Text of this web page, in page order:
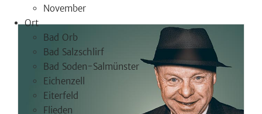
November
Ort
Bad Orb
Bad Salzschlirf
Bad Soden-Salmünster
Eichenzell
Eiterfeld
Flieden